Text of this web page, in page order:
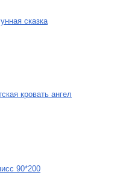
сказка
кровать ангел
90*200